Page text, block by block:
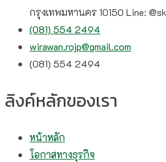
กรุงเทพมหานคร 10150 Line:
(081) 554 2494​
wirawan.rojp@gmail.com
(081) 554 2494​
ลิงค์หลักของเรา
หน้าหลัก
โอกาสทางธุรกิจ